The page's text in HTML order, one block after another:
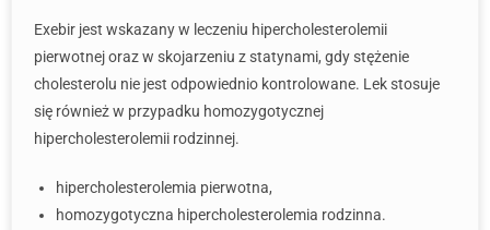
Exebir jest wskazany w leczeniu hipercholesterolemii
pierwotnej oraz w skojarzeniu z statynami, gdy stężenie
cholesterolu nie jest odpowiednio kontrolowane. Lek stosuje
się również w przypadku homozygotycznej
hipercholesterolemii rodzinnej.
hipercholesterolemia pierwotna,
homozygotyczna hipercholesterolemia rodzinna.